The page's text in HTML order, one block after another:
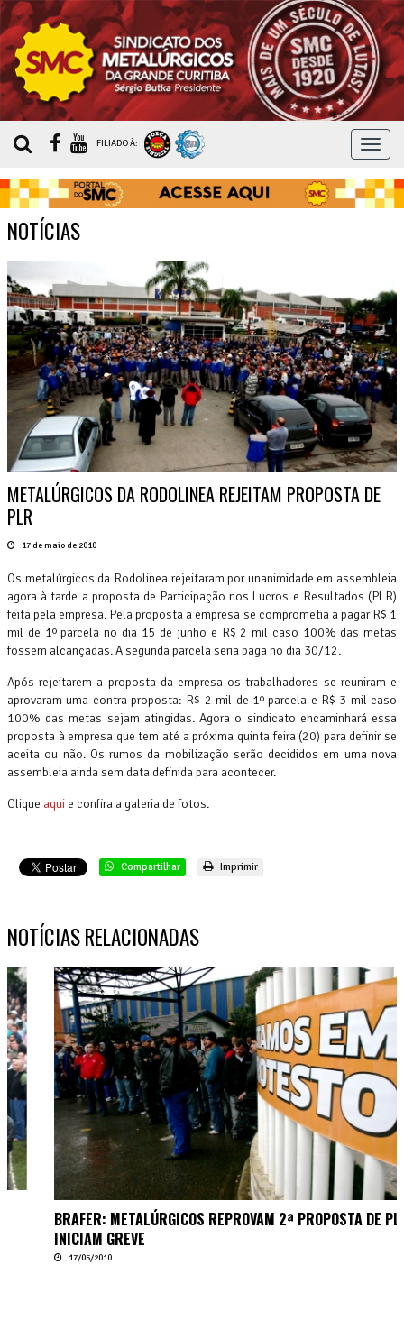
MENU
FILIADO À:
NOTÍCIAS
METALÚRGICOS DA RODOLINEA REJEITAM PROPOSTA DE
PLR
17 de maio de 2010
Os metalúrgicos da Rodolinea rejeitaram por unanimidade em assembleia
agora à tarde a proposta de Participação nos Lucros e Resultados (PLR)
feita pela empresa. Pela proposta a empresa se comprometia a pagar R$ 1
mil de 1º parcela no dia 15 de junho e R$ 2 mil caso 100% das metas
fossem alcançadas. A segunda parcela seria paga no dia 30/12.
Após rejeitarem a proposta da empresa os trabalhadores se reuniram e
aprovaram uma contra proposta: R$ 2 mil de 1º parcela e R$ 3 mil caso
100% das metas sejam atingidas. Agora o sindicato encaminhará essa
proposta à empresa que tem até a próxima quinta feira (20) para definir se
aceita ou não. Os rumos da mobilização serão decididos em uma nova
assembleia ainda sem data definida para acontecer.
Clique aqui e confira a galeria de fotos.
Compartilhar Imprimir
NOTÍCIAS RELACIONADAS
BRAFER: METALÚRGICOS REPROVAM 2ª PROPOSTA DE PLR E
INICIAM GREVE
17/05/2010